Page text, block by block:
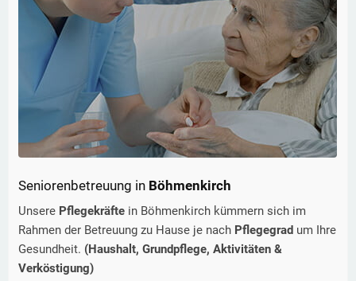
Seniorenbetreuung in Böhmenkirch
Unsere Pflegekräfte in Böhmenkirch kümmern sich im
Rahmen der Betreuung zu Hause je nach Pflegegrad um Ihre
Gesundheit. (Haushalt, Grundpflege, Aktivitäten &
Verköstigung)